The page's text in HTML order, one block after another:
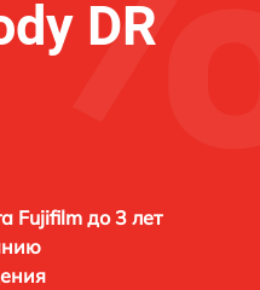
DR
Fujifilm до 3 лет